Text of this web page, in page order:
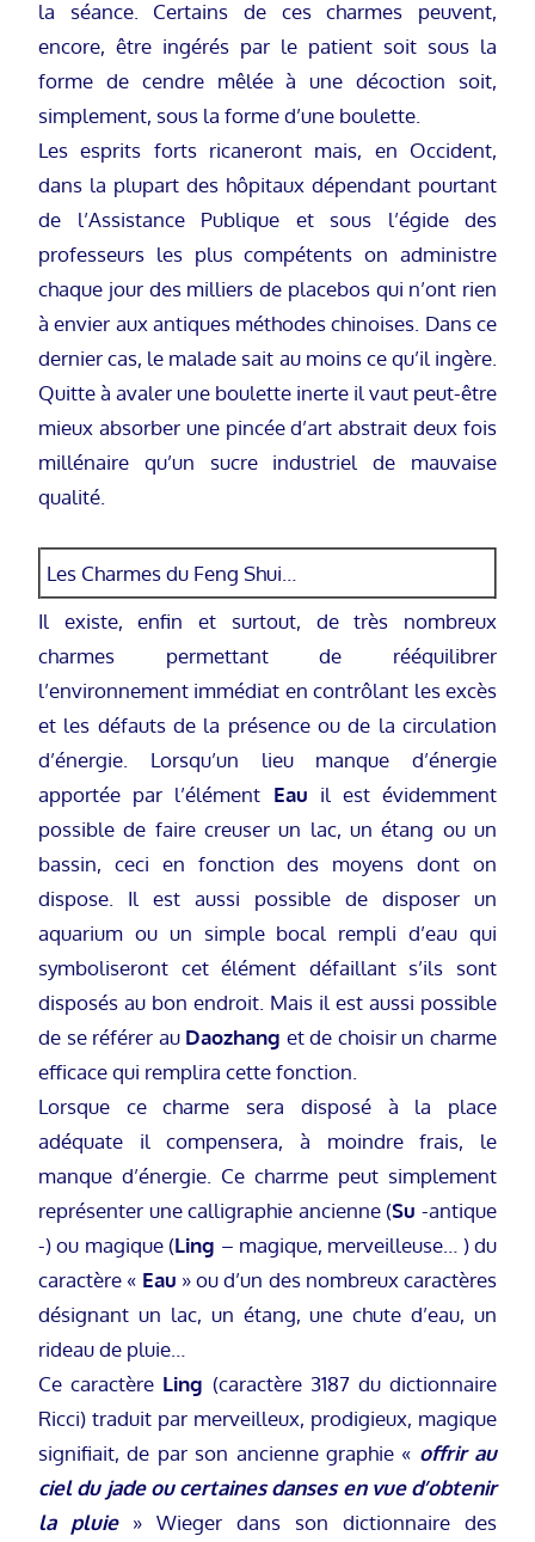
la séance. Certains de ces charmes peuvent,
encore, être ingérés par le patient soit sous la
forme de cendre mêlée à une décoction soit,
simplement, sous la forme d’une boulette.
Les esprits forts ricaneront mais, en Occident,
dans la plupart des hôpitaux dépendant pourtant
de l’Assistance Publique et sous l’égide des
professeurs les plus compétents on administre
chaque jour des milliers de placebos qui n’ont rien
à envier aux antiques méthodes chinoises. Dans ce
dernier cas, le malade sait au moins ce qu’il ingère.
Quitte à avaler une boulette inerte il vaut peut-être
mieux absorber une pincée d’art abstrait deux fois
millénaire qu’un sucre industriel de mauvaise
qualité.
Les Charmes du Feng Shui…
Il existe, enfin et surtout, de très nombreux
charmes permettant de rééquilibrer
l’environnement immédiat en contrôlant les excès
et les défauts de la présence ou de la circulation
d’énergie. Lorsqu’un lieu manque d’énergie
apportée par l’élément Eau il est évidemment
possible de faire creuser un lac, un étang ou un
bassin, ceci en fonction des moyens dont on
dispose. Il est aussi possible de disposer un
aquarium ou un simple bocal rempli d’eau qui
symboliseront cet élément défaillant s’ils sont
disposés au bon endroit. Mais il est aussi possible
de se référer au Daozhang et de choisir un charme
efficace qui remplira cette fonction.
Lorsque ce charme sera disposé à la place
adéquate il compensera, à moindre frais, le
manque d’énergie. Ce charrme peut simplement
représenter une calligraphie ancienne (Su -antique
-) ou magique (Ling – magique, merveilleuse… ) du
caractère « Eau » ou d’un des nombreux caractères
désignant un lac, un étang, une chute d’eau, un
rideau de pluie…
Ce caractère Ling (caractère 3187 du dictionnaire
Ricci) traduit par merveilleux, prodigieux, magique
signifiait, de par son ancienne graphie « offrir au
ciel du jade ou certaines danses en vue d’obtenir
la pluie» Wieger dans son dictionnaire des